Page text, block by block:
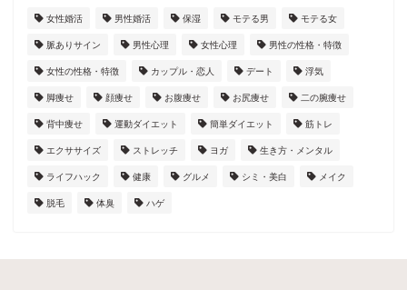
女性婚活 男性婚活 保湿 モテる男 モテる女
脈ありサイン 男性心理 女性心理 男性の性格・特徴
女性の性格・特徴 カップル・恋人 デート 浮気
脚痩せ 顔痩せ お腹痩せ お尻痩せ 二の腕痩せ
背中痩せ 運動ダイエット 簡単ダイエット 筋トレ
エクササイズ ストレッチ ヨガ 生き方・メンタル
ライフハック 健康 グルメ シミ・美白 メイク
脱毛 体臭 ハゲ